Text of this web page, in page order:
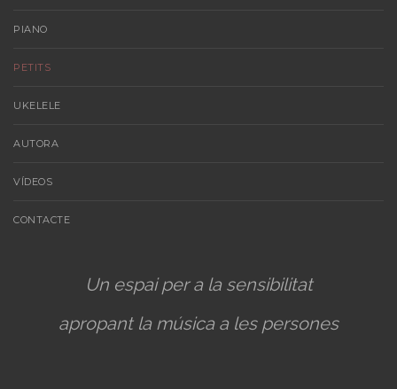
PIANO
PETITS
UKELELE
AUTORA
VÍDEOS
CONTACTE
Un espai per a la sensibilitat
apropant la música a les persones